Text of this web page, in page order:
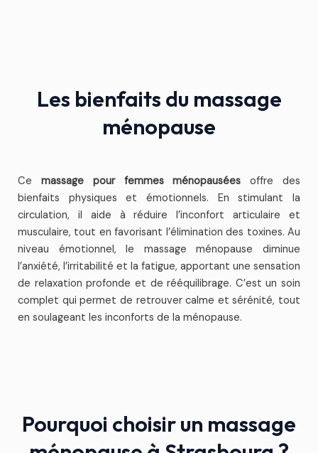
Les bienfaits du massage
ménopause
Ce massage pour femmes ménopausées offre des
bienfaits physiques et émotionnels. En stimulant la
circulation, il aide à réduire l’inconfort articulaire et
musculaire, tout en favorisant l’élimination des toxines. Au
niveau émotionnel, le massage ménopause diminue
l’anxiété, l’irritabilité et la fatigue, apportant une sensation
de relaxation profonde et de rééquilibrage. C’est un soin
complet qui permet de retrouver calme et sérénité, tout
en soulageant les inconforts de la ménopause.
Pourquoi choisir un massage